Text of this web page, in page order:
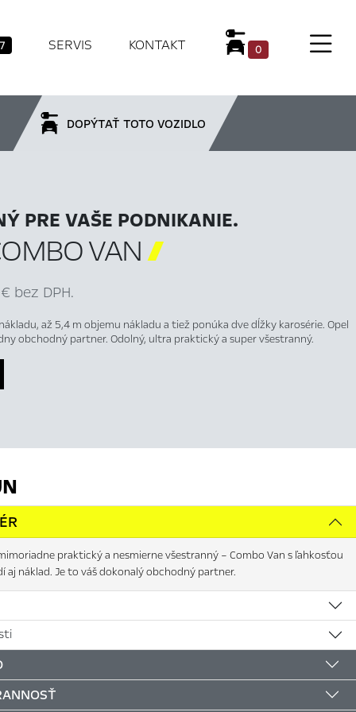
SERVIS KONTAKT 0
DOPÝTAŤ TOTO VOZIDLO
PRE VAŠE PODNIKANIE.
VAN
bez DPH.
až 5,4 m objemu nákladu a tiež ponúka dve dĺžky karosérie. Opel
obchodný partner. Odolný, ultra praktický a super všestranný.
praktický a nesmierne všestranný – Combo Van s ľahkosťou
aj náklad. Je to váš dokonalý obchodný partner.